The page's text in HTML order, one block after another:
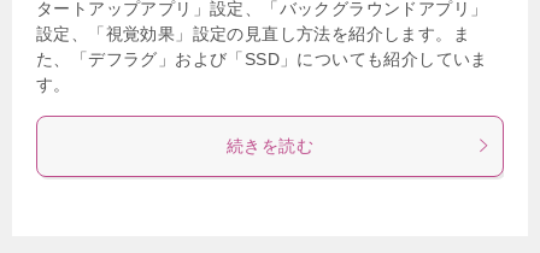
タートアップアプリ」設定、「バックグラウンドアプリ」
設定、「視覚効果」設定の見直し方法を紹介します。ま
た、「デフラグ」および「SSD」についても紹介していま
す。
続きを読む